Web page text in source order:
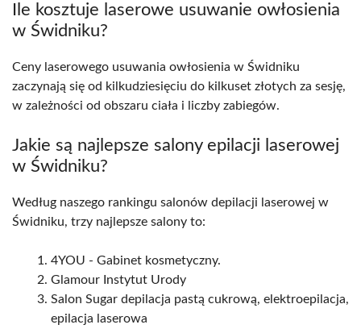
Ile kosztuje laserowe usuwanie owłosienia
w Świdniku?
Ceny laserowego usuwania owłosienia w Świdniku
zaczynają się od kilkudziesięciu do kilkuset złotych za sesję,
w zależności od obszaru ciała i liczby zabiegów.
Jakie są najlepsze salony epilacji laserowej
w Świdniku?
Według naszego rankingu salonów depilacji laserowej w
Świdniku, trzy najlepsze salony to:
4YOU - Gabinet kosmetyczny.
Glamour Instytut Urody
Salon Sugar depilacja pastą cukrową, elektroepilacja,
epilacja laserowa